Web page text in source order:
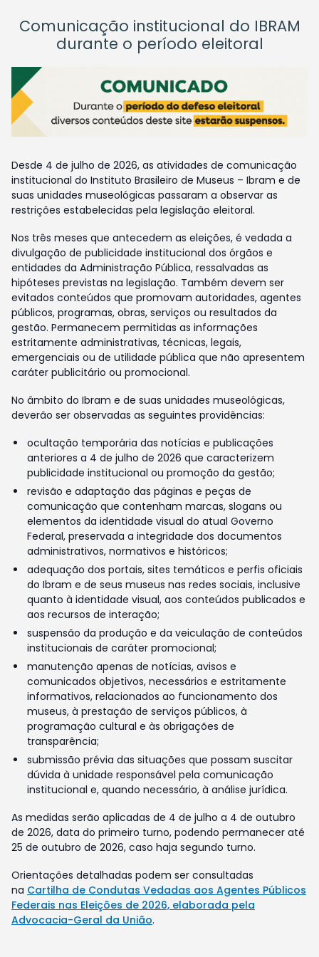
Comunicação institucional do IBRAM
durante o período eleitoral
Desde 4 de julho de 2026, as atividades de comunicação
institucional do Instituto Brasileiro de Museus – Ibram e de
suas unidades museológicas passaram a observar as
restrições estabelecidas pela legislação eleitoral.
Nos três meses que antecedem as eleições, é vedada a
divulgação de publicidade institucional dos órgãos e
entidades da Administração Pública, ressalvadas as
hipóteses previstas na legislação. Também devem ser
evitados conteúdos que promovam autoridades, agentes
públicos, programas, obras, serviços ou resultados da
gestão. Permanecem permitidas as informações
estritamente administrativas, técnicas, legais,
emergenciais ou de utilidade pública que não apresentem
caráter publicitário ou promocional.
No âmbito do Ibram e de suas unidades museológicas,
deverão ser observadas as seguintes providências:
ocultação temporária das notícias e publicações
anteriores a 4 de julho de 2026 que caracterizem
publicidade institucional ou promoção da gestão;
revisão e adaptação das páginas e peças de
comunicação que contenham marcas, slogans ou
elementos da identidade visual do atual Governo
Federal, preservada a integridade dos documentos
administrativos, normativos e históricos;
adequação dos portais, sites temáticos e perfis oficiais
do Ibram e de seus museus nas redes sociais, inclusive
quanto à identidade visual, aos conteúdos publicados e
aos recursos de interação;
suspensão da produção e da veiculação de conteúdos
institucionais de caráter promocional;
manutenção apenas de notícias, avisos e
comunicados objetivos, necessários e estritamente
informativos, relacionados ao funcionamento dos
museus, à prestação de serviços públicos, à
programação cultural e às obrigações de
transparência;
submissão prévia das situações que possam suscitar
dúvida à unidade responsável pela comunicação
institucional e, quando necessário, à análise jurídica.
As medidas serão aplicadas de 4 de julho a 4 de outubro
de 2026, data do primeiro turno, podendo permanecer até
25 de outubro de 2026, caso haja segundo turno.
Orientações detalhadas podem ser consultadas
na Cartilha de Condutas Vedadas aos Agentes Públicos
Federais nas Eleições de 2026, elaborada pela
Advocacia-Geral da União.